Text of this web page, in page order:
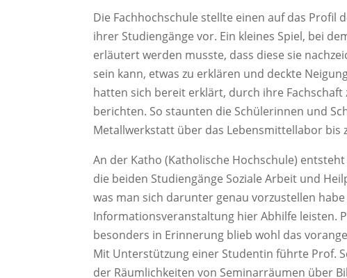
Die Fachhochschule stellte einen auf das Profil
ihrer Studiengänge vor. Ein kleines Spiel, bei
erläutert werden musste, dass diese sie
sein kann, etwas zu erklären und deckte
hatten sich bereit erklärt, durch ihre
berichten. So staunten die Schülerinnen und
Metallwerkstatt über das Lebensmittellabor bis
An der Katho (Katholische Hochschule)
die beiden Studiengänge Soziale Arbeit und
was man sich darunter genau vorzustellen
Informationsveranstaltung hier Abhilfe leisten.
besonders in Erinnerung blieb wohl das
Mit Unterstützung einer Studentin führte Prof.
der Räumlichkeiten von Seminarräumen über